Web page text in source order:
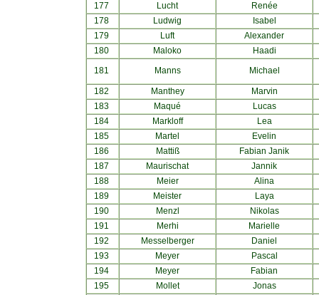
177
Lucht
Renée
178
Ludwig
Isabel
179
Luft
Alexander
180
Maloko
Haadi
181
Manns Michael
182 Manthey
Marvin
183
Maqué
Lucas
184
Markloff
Lea
185
Martel
Evelin
186
Mattiß
Fabian Janik
187
Maurischat
Jannik
188
Meier
Alina
189
Meister
Laya
190
Menzl
Nikolas
191
Merhi
Marielle
192
Messelberger
Daniel
193
Meyer
Pascal
194
Meyer
Fabian
195
Mollet
Jonas